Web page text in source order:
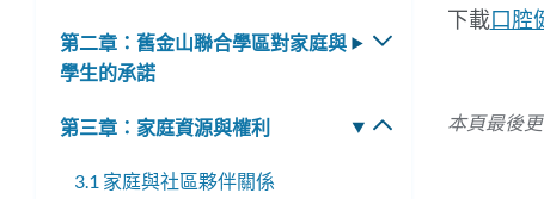
下載口腔
本頁最後
第二章：舊金山聯合學區對家庭與
學生的承諾
切
選
第三章：家庭資源與權利
切
3.1 家庭與社區夥伴關係